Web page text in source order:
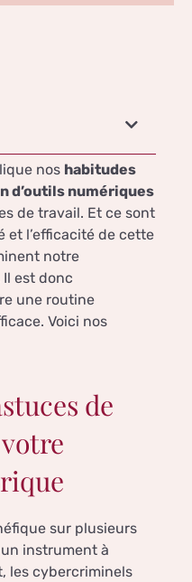
nos habitudes
d’outils numériques
de travail. Et ce sont
et l’efficacité de cette
notre
est donc
une routine
Voici nos
de
sur plusieurs
instrument à
les cybercriminels